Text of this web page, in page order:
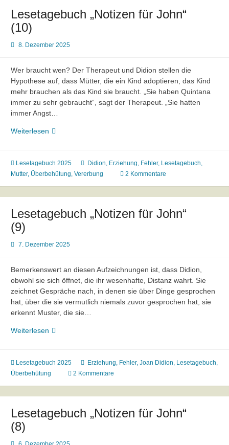
Lesetagebuch „Notizen für John“
(10)
8. Dezember 2025
Wer braucht wen? Der Therapeut und Didion stellen die
Hypothese auf, dass Mütter, die ein Kind adoptieren, das Kind
mehr brauchen als das Kind sie braucht. „Sie haben Quintana
immer zu sehr gebraucht“, sagt der Therapeut. „Sie hatten
immer Angst…
Weiterlesen Lesetagebuch
John“
(10)
Lesetagebuch 2025 Didion Erziehung Fehler, Lesetagebuch
Mutter, Überbehütung Vererbung 2 Kommentare
Lesetagebuch „Notizen für John“
(9)
7. Dezember 2025
Bemerkenswert an diesen Aufzeichnungen ist, dass Didion,
obwohl sie sich öffnet, die ihr wesenhafte, Distanz wahrt. Sie
zeichnet Gespräche nach, in denen sie über Dinge gesprochen
hat, über die sie vermutlich niemals zuvor gesprochen hat, sie
erkennt Muster, die sie…
Weiterlesen Lesetagebuch
John“
(9)
Lesetagebuch 2025 Erziehung Fehler, Joan Didion Lesetagebuch
Überbehütung
2 Kommentare
Lesetagebuch „Notizen für John“
(8)